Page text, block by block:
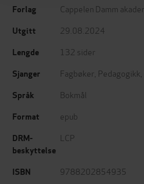
Forlag Cappelen Damm
Utgitt 29.08.2024
Lengde 132 sider
Sjanger Fagbøker Pedagogikk
Språk Bokmål
Format epub
DRM-
beskyttelse
LCP
ISBN 9788202854935